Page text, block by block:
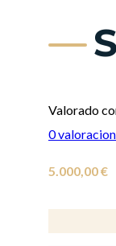
Valorado
0
5.000,00€